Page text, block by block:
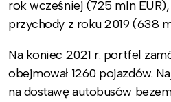
rok wcześniej (725 mln
przychody z roku 2019 (638
Na koniec 2021 r. portfel
obejmował 1260 pojazdów.
na dostawę autobusów